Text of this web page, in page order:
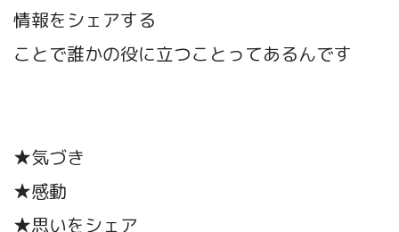
情報をシェアする
ことで誰かの役に立つことってあるんです
★気づき
★感動
★思いをシェア